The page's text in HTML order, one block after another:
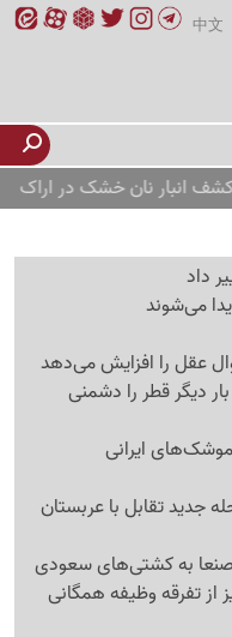
中文
نان خشک در اراک
داد
می‌شوند
عقل را افزایش می‌دهد
دیگر قطر را دشمنی
ایرانی
جدید تقابل با عربستان
به کشتی‌های سعودی
از تفرقه وظیفه همگانی